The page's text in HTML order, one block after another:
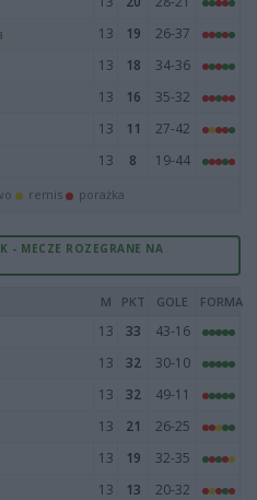
13 19
26-37
13 18
34-36
13 16
35-32
13 11
27-42
13 8 19-44
remis porażka
- MECZE ROZEGRANE NA
M PKT GOLE FORMA
13 33
43-16
13 32
30-10
13 32
49-11
13 21
26-25
13 19
32-35
13 13
20-32